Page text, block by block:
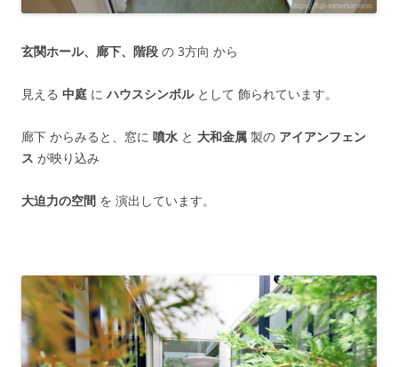
玄関ホール、廊下、階段 の 3方向 から
見える 中庭 に ハウスシンボルとして 飾られています。
廊下 からみると、窓に 噴水 と 大和金属 製の アイアンフェン
ス が映り込み
大迫力の空間 を 演出しています。